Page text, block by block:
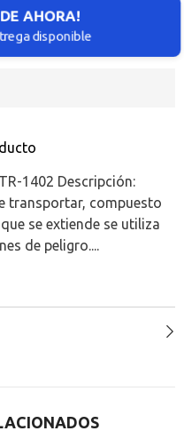
AHORA!
disponible
1402 Descripción:
transportar, compuesto
se extiende se utiliza
de peligro....